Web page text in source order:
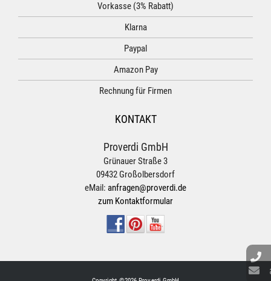
Vorkasse (3% Rabatt)
Klarna
Paypal
Amazon Pay
Rechnung für Firmen
KONTAKT
Proverdi GmbH
Grünauer Straße 3
09432 Großolbersdorf
eMail: anfragen@proverdi.de
zum Kontaktformular